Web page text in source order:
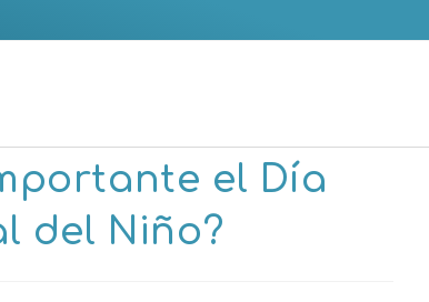
el Día
del Niño?